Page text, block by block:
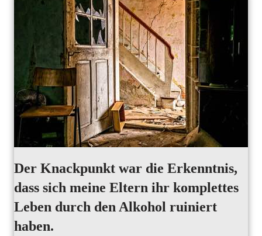
Der Knackpunkt war die Erkenntnis,
dass sich meine Eltern ihr komplettes
Leben durch den Alkohol ruiniert
haben.